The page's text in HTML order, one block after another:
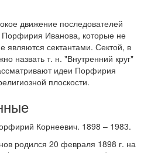
справочник
движение последователей
Порфирия Иванова, которые не
являются сектантами. Сектой, в
назвать т. н. "Внутренний круг"
идеи Порфирия
плоскости.
Корнеевич. 1898 – 1983.
родился 20 февраля 1898 г. на